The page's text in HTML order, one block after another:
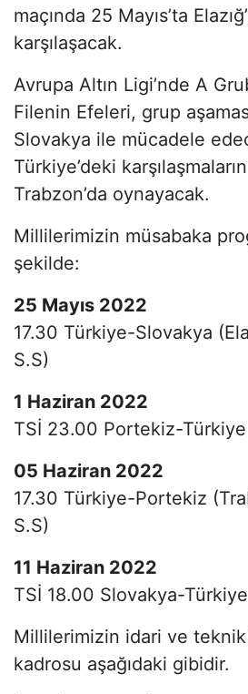
maçında 25 Mayıs’ta
karşılaşacak.
Avrupa Altın Ligi’nde A
Filenin Efeleri, grup
Slovakya ile mücadele
Türkiye’deki
Trabzon’da oynayacak.
Millilerimizin müsabaka
şekilde:
25 Mayıs 2022
17.30 Türkiye-Slovakya
S.S)
1 Haziran 2022
TSİ 23.00 Portekiz-Türkiye
05 Haziran 2022
17.30 Türkiye-Portekiz
S.S)
11 Haziran 2022
TSİ 18.00 Slovakya-Türkiye
Millilerimizin idari ve
kadrosu aşağıdaki gibidir.